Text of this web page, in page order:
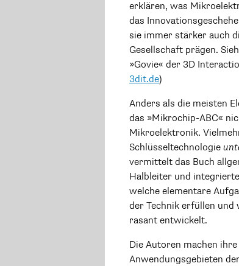
erklären, was
das
sie immer stärker auch
Gesellschaft prägen.
»Govie« der 3D
3dit.de)
Anders als die meisten
das »Mikrochip-ABC«
Mikroelektronik.
Schlüsseltechnologie
vermittelt das Buch
Halbleiter und
welche elementare
der Technik erfüllen und
rasant entwickelt.
Die Autoren machen
Anwendungsgebieten